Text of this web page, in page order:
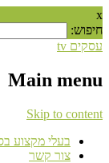
x
חיפוש:
עסקים tv
Main menu
Skip to content
בעלי מקצוע
צור קשר